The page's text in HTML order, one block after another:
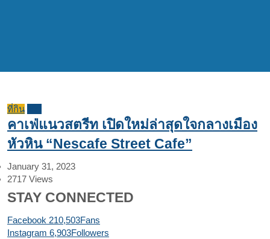
ที่กิน
คาเฟ่แนวสตรีท เปิดใหม่ล่าสุดใจกลางเมือง
หัวหิน “Nescafe Street Cafe”
January 31, 2023
2717 Views
STAY CONNECTED
Facebook 210,503Fans
Instagram 6,903Followers